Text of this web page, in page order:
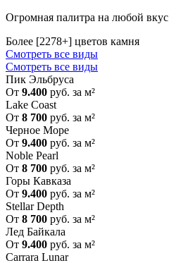
Огромная палитра на любой вкус
Более [2278+] цветов камня
Смотреть все виды
Смотреть все виды
Пик Эльбруса
От 9.400 руб. за м²
Lake Coast
От 8 700 руб. за м²
Черное Море
От 9.400 руб. за м²
Noble Pearl
От 8 700 руб. за м²
Горы Кавказа
От 9.400 руб. за м²
Stellar Depth
От 8 700 руб. за м²
Лед Байкала
От 9.400 руб. за м²
Carrara Lunar